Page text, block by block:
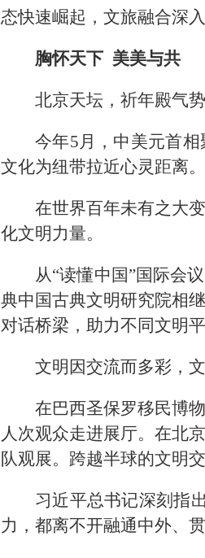
态快速崛起，文旅融合深
胸怀天下 美美与共
北京天坛，祈年殿气
今年5月，中美元首
文化为纽带拉近心灵距离
在世界百年未有之大
化文明力量。
从“读懂中国”国际会
典中国古典文明研究院相
对话桥梁，助力不同文明
文明因交流而多彩，
在巴西圣保罗移民博
人次观众走进展厅。在北
队观展。跨越半球的文明
习近平总书记深刻指
力，都离不开融通中外、